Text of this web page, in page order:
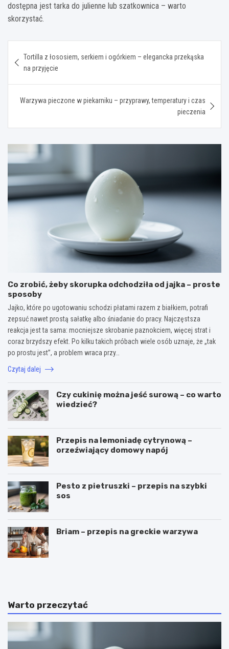
dostępna jest tarka do julienne lub szatkownica – warto
skorzystać.
wpisu
Tortilla z łososiem, serkiem i ogórkiem – elegancka przekąska
na przyjęcie
Warzywa pieczone w piekarniku – przyprawy, temperatury i czas
pieczenia
Co zrobić, żeby skorupka odchodziła od jajka – proste
sposoby
Jajko, które po ugotowaniu schodzi płatami razem z białkiem, potrafi
zepsuć nawet prostą sałatkę albo śniadanie do pracy. Najczęstsza
reakcja jest ta sama: mocniejsze skrobanie paznokciem, więcej strat i
coraz brzydszy efekt. Po kilku takich próbach wiele osób uznaje, że „tak
po prostu jest”, a problem wraca przy…
Czytaj dalej
Czy cukinię można jeść surową – co warto
wiedzieć?
Przepis na lemoniadę cytrynową –
orzeźwiający domowy napój
Pesto z pietruszki – przepis na szybki
sos
Briam – przepis na greckie warzywa
C
l
a
r
t
P
r
k
i
o
Warto przeczytać